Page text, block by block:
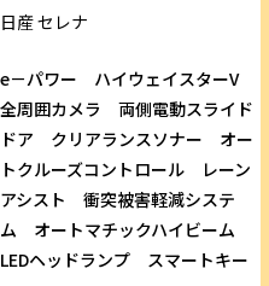
日産セレナ
e－パワー ハイウェイスターV
全周囲カメラ 両側電動スライド
ドア クリアランスソナー オー
トクルーズコントロール レーン
アシスト 衝突被害軽減システ
ム オートマチックハイビーム
LEDヘッドランプ スマートキー